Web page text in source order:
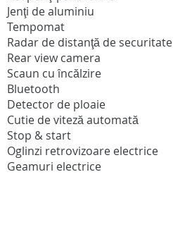
Jenţi de aluminiu
Tempomat
Radar de distanţă de securitate
Rear view camera
Scaun cu încălzire
Bluetooth
Detector de ploaie
Cutie de viteză automată
Stop & start
Oglinzi retrovizoare electrice
Geamuri electrice